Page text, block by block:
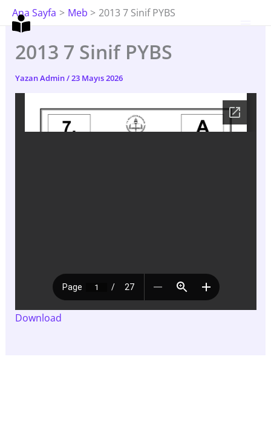
İçeriğe
Atla
Ana Sayfa Meb 2013 7 Sinif PYBS
2013 7 Sinif PYBS
YazanAdmin/23 Mayıs 2026
Download